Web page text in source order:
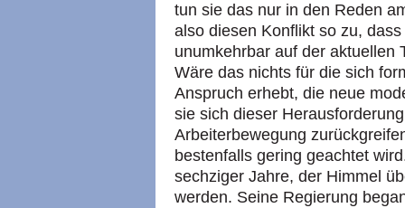
tun sie das nur in den Reden
also diesen Konflikt so zu,
unumkehrbar auf der aktuellen
Wäre das nichts für die sich
Anspruch erhebt, die neue
sie sich dieser
Arbeiterbewegung
bestenfalls gering geachtet
sechziger Jahre, der Himmel
werden. Seine Regierung